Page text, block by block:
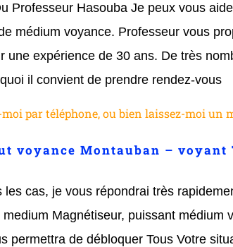
Professeur Hasouba Je peux vous
médium voyance. Professeur vous
une expérience de 30 ans. De très
il convient de prendre rendez-vous
par téléphone, ou bien laissez-moi un
voyance Montauban – voyant
les cas, je vous répondrai très
Magnétiseur, puissant
permettra de débloquer Tous Votre